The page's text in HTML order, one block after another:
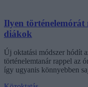
Ilyen történelemórát
diákok
Új oktatási módszer hódít
történelemtanár rappel az
így ugyanis könnyebben